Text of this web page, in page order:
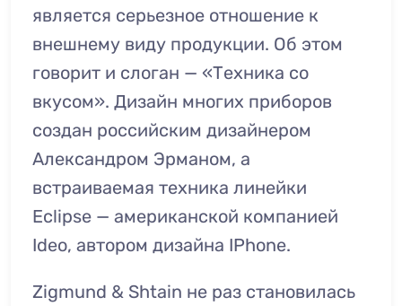
является серьезное отношение к
внешнему виду продукции. Об этом
говорит и слоган — «Техника со
вкусом». Дизайн многих приборов
создан российским дизайнером
Александром Эрманом, а
встраиваемая техника линейки
Eclipse — американской компанией
Ideo, автором дизайна IPhone.
Zigmund & Shtain не раз становилась